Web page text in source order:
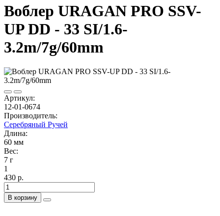
Воблер URAGAN PRO SSV-
UP DD - 33 SI/1.6-
3.2m/7g/60mm
Артикул:
12-01-0674
Производитель:
Серебряный Ручей
Длина:
60 мм
Вес:
7 г
1
430 р.
В корзину